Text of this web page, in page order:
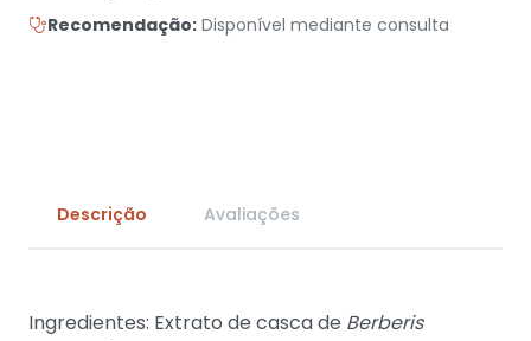
Recomendação: Disponível mediante consulta
Descrição Avaliações
Ingredientes: Extrato de casca de Berberis